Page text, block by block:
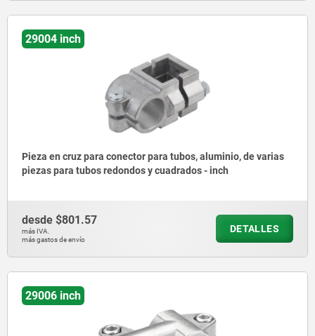
29004 inch
Pieza en cruz para conector para tubos, aluminio, de varias
piezas para tubos redondos y cuadrados - inch
desde $801.57
más IVA.
más gastos de envío
DETALLES
29006 inch